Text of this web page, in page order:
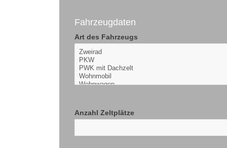
Fahrzeugdaten
Art des Fahrzeugs
Anzahl Zeltplätze